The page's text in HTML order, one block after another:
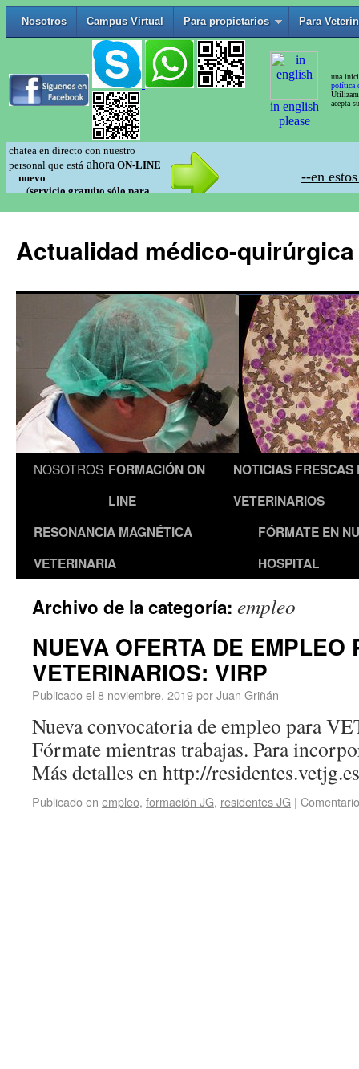
Actualidad médico-
NOSOTROS FORMACIÓN ON
LINE
NOTICIAS FRESCAS
VETERINARIOS
RESONANCIA MAGNÉTICA
VETERINARIA
FÓRMATE EN
HOSPITAL
Archivo de la categoría: empleo
NUEVA OFERTA DE EMPLEO
VETERINARIOS: VIRP
Publicado el 8 noviembre, 2019porJuan Griñán
Nueva convocatoria de empleo para
Fórmate mientras trabajas. Para
Más detalles en http://
Publicado en empleo, formación JG, residentes JG |